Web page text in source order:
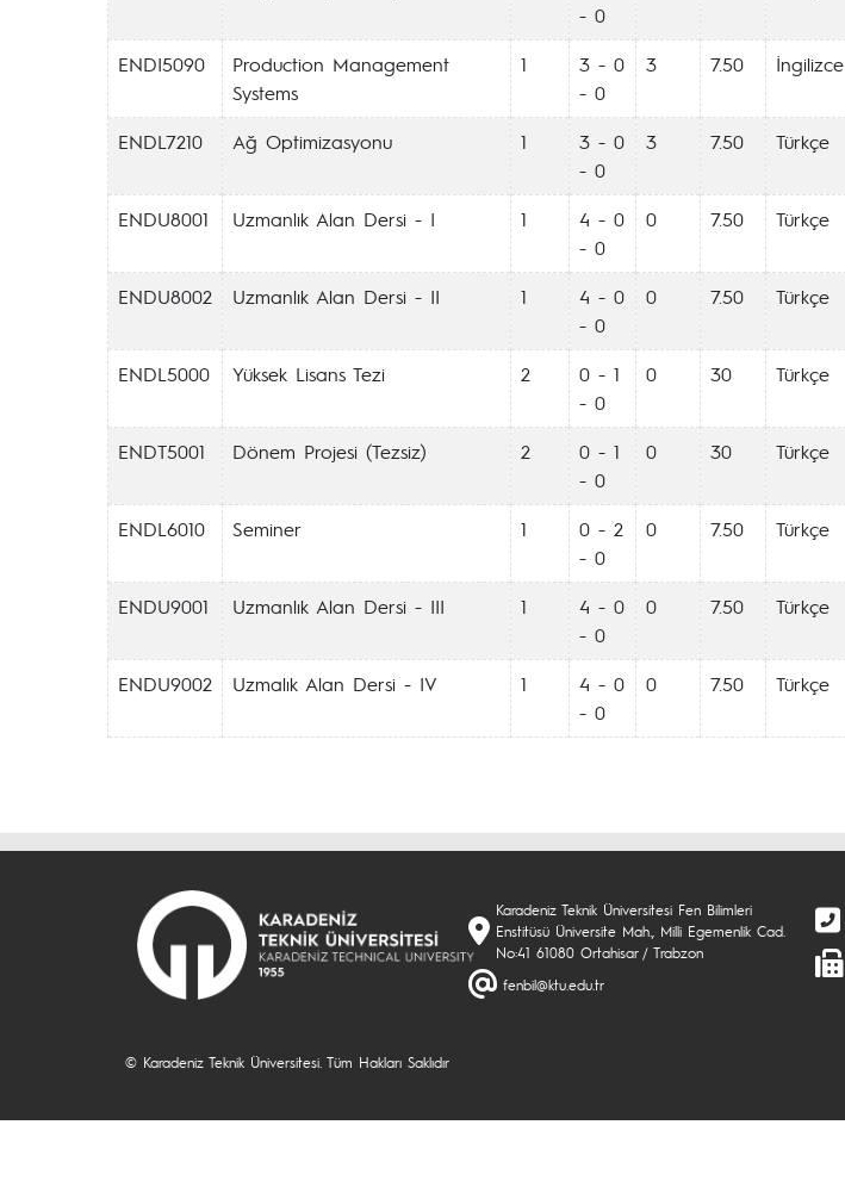
- 0
ENDI5090
Production Management
Systems
1
3 - 0
- 0
3 7.50 İngilizce
ENDL7210 Ağ Optimizasyonu 1
3 - 0
- 0
3 7.50 Türkçe
ENDU8001 Uzmanlık Alan Dersi - I 1
4 - 0
- 0
0 7.50 Türkçe
ENDU8002 Uzmanlık Alan Dersi - II 1
4 - 0
- 0
0 7.50 Türkçe
ENDL5000 Yüksek Lisans Tezi 2
0 - 1
- 0
0 30 Türkçe
ENDT5001 Dönem Projesi (Tezsiz) 2
0 - 1
- 0
0 30 Türkçe
ENDL6010 Seminer 1
0 - 2
- 0
0 7.50 Türkçe
ENDU9001 Uzmanlık Alan Dersi - III 1
4 - 0
- 0
0 7.50 Türkçe
ENDU9002 Uzmalık Alan Dersi - IV 1
4 - 0
- 0
0 7.50 Türkçe
Karadeniz Teknik Üniversitesi Fen Bilimleri
Enstitüsü Üniversite Mah., Milli Egemenlik Cad.
No:41 61080 Ortahisar / Trabzon
fenbil@ktu.edu.tr
© Karadeniz Teknik Üniversitesi. Tüm Hakları Saklıdır